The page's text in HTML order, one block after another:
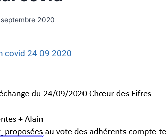
2020
covid 24 09 2020